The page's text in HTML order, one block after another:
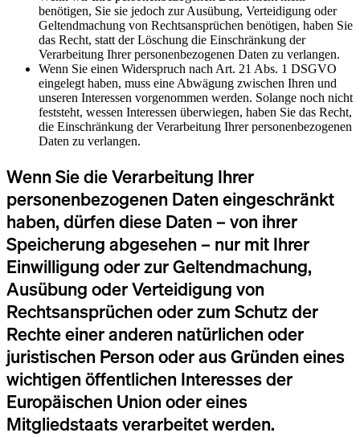
benötigen, Sie sie jedoch zur Ausübung, Verteidigung oder
Geltendmachung von Rechtsansprüchen benötigen, haben Sie
das Recht, statt der Löschung die Einschränkung der
Verarbeitung Ihrer personenbezogenen Daten zu verlangen.
Wenn Sie einen Widerspruch nach Art. 21 Abs. 1 DSGVO
eingelegt haben, muss eine Abwägung zwischen Ihren und
unseren Interessen vorgenommen werden. Solange noch nicht
feststeht, wessen Interessen überwiegen, haben Sie das Recht,
die Einschränkung der Verarbeitung Ihrer personenbezogenen
Daten zu verlangen.
Wenn Sie die Verarbeitung Ihrer
personenbezogenen Daten eingeschränkt
haben, dürfen diese Daten – von ihrer
Speicherung abgesehen – nur mit Ihrer
Einwilligung oder zur Geltendmachung,
Ausübung oder Verteidigung von
Rechtsansprüchen oder zum Schutz der
Rechte einer anderen natürlichen oder
juristischen Person oder aus Gründen eines
wichtigen öffentlichen Interesses der
Europäischen Union oder eines
Mitgliedstaats verarbeitet werden.